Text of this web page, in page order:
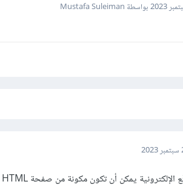
بواسطة Mustafa Suleiman